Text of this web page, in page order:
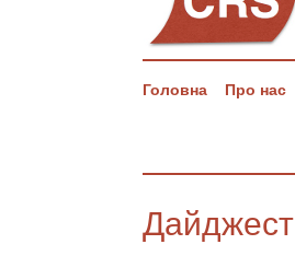
Головна Про нас
Дайджест